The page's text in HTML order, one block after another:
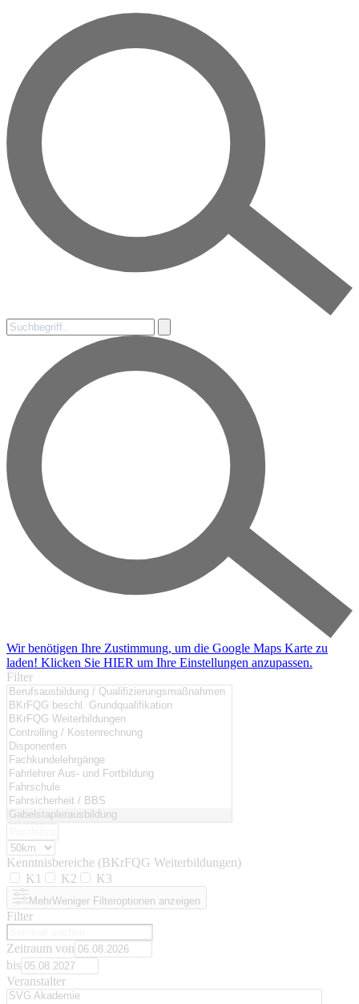
Wir benötigen Ihre Zustimmung, um die Google Maps Karte zu
laden! Klicken Sie HIER um Ihre Einstellungen anzupassen.
Filter
Kenntnisbereiche (BKrFQG Weiterbildungen)
K1
K2 K3
MehrWeniger Filteroptionen anzeigen
Filter
Zeitraum von
bis
Veranstalter